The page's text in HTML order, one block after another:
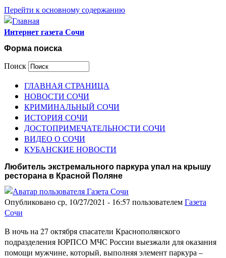
Перейти к основному содержанию
Интернет газета Сочи
Форма поиска
Поиск
ГЛАВНАЯ СТРАНИЦА
НОВОСТИ СОЧИ
КРИМИНАЛЬНЫЙ СОЧИ
ИСТОРИЯ СОЧИ
ДОСТОПРИМЕЧАТЕЛЬНОСТИ СОЧИ
ВИДЕО О СОЧИ
КУБАНСКИЕ НОВОСТИ
Любитель экстремального паркура упал на крышу
ресторана в Красной Поляне
Опубликовано ср, 10/27/2021 - 16:57 пользователемГазета
Сочи
В ночь на 27 октября спасатели Краснополянского
подразделения ЮРПСО МЧС России выезжали для оказания
помощи мужчине, который, выполняя элемент паркура –